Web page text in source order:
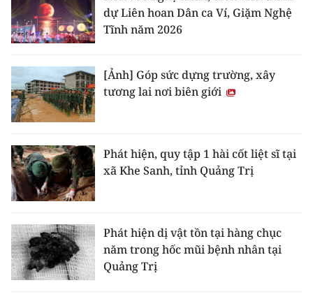
dự Liên hoan Dân ca Ví, Giặm Nghệ
Tĩnh năm 2026
[Ảnh] Góp sức dựng trường, xây
tương lai nơi biên giới
Phát hiện, quy tập 1 hài cốt liệt sĩ tại
xã Khe Sanh, tỉnh Quảng Trị
Phát hiện dị vật tồn tại hàng chục
năm trong hốc mũi bệnh nhân tại
Quảng Trị